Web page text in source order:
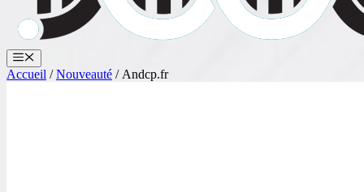
Menu
Accueil /Nouveauté / Andcp.fr